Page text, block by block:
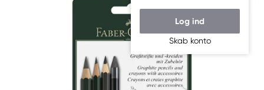
Log ind
Skab konto